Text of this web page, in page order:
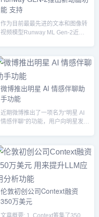
能 支持
作为目前最最先进的文本和图像转
视频模型Runway ML Gen-2近日
微博推出明星 AI 情感伴聊助
手功能
近期微博推出了一项名为“明星 AI
情感伴聊”的功能，用户向明星发送
伦敦初创公司Context融资
350万美元
文章概要: 1. Context筹集了350